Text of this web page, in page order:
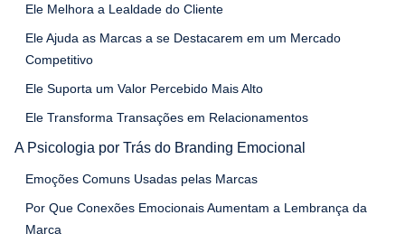
Ele Melhora a Lealdade do Cliente
Ele Ajuda as Marcas a se Destacarem em um Mercado
Competitivo
Ele Suporta um Valor Percebido Mais Alto
Ele Transforma Transações em Relacionamentos
A Psicologia por Trás do Branding Emocional
Emoções Comuns Usadas pelas Marcas
Por Que Conexões Emocionais Aumentam a Lembrança da
Marca